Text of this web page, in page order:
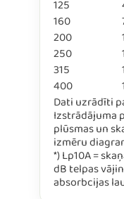
125
160
200
250
315
400
Dati uzrādīti
Izstrādājuma
plūsmas un
izmēru
*) Lp10A =
dB telpas
absorbcijas